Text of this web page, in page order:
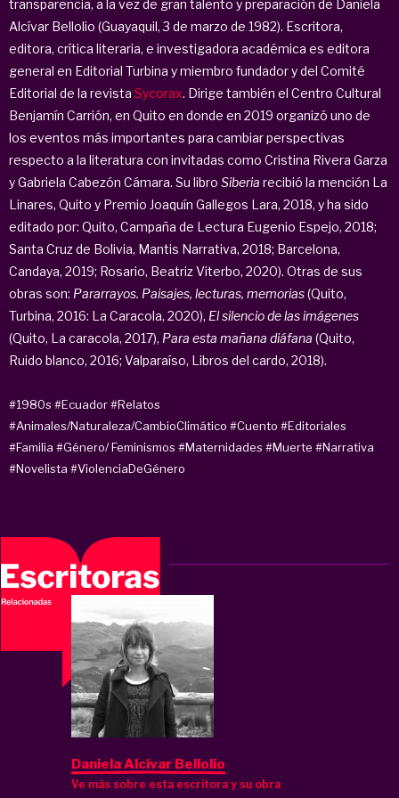
transparencia, a la vez de gran talento y preparación de Daniela
Alcívar Bellolio (Guayaquil, 3 de marzo de 1982). Escritora,
editora, crítica literaria, e investigadora académica es editora
general en Editorial Turbina y miembro fundador y del Comité
Editorial de la revista Sycorax. Dirige también el Centro Cultural
Benjamín Carrión, en Quito en donde en 2019 organizó uno de
los eventos más importantes para cambiar perspectivas
respecto a la literatura con invitadas como Cristina Rivera Garza
y Gabriela Cabezón Cámara. Su libro Siberia recibió la mención La
Linares, Quito y Premio Joaquín Gallegos Lara, 2018, y ha sido
editado por: Quito, Campaña de Lectura Eugenio Espejo, 2018;
Santa Cruz de Bolivia, Mantis Narrativa, 2018; Barcelona,
Candaya, 2019; Rosario, Beatriz Viterbo, 2020). Otras de sus
obras son: Pararrayos. Paisajes, lecturas, memorias(Quito,
Turbina, 2016: La Caracola, 2020), El silencio de las imágenes
(Quito, La caracola, 2017), Para esta mañana diáfana (Quito,
Ruido blanco, 2016; Valparaíso, Libros del cardo, 2018).
#1980s #Ecuador#Relatos
#Animales/Naturaleza/CambioClimático #Cuento #Editoriales
#Familia #Género/ Feminismos #Maternidades #Muerte #Narrativa
#Novelista #ViolenciaDeGénero
Daniela Alcívar Bellolio
Ve más sobre esta escritora y su obra